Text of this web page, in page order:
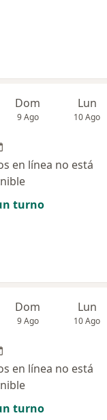
Dom
9 Ago
Lun
10 Ago
en línea no está
turno
Dom
9 Ago
Lun
10 Ago
en línea no está
turno